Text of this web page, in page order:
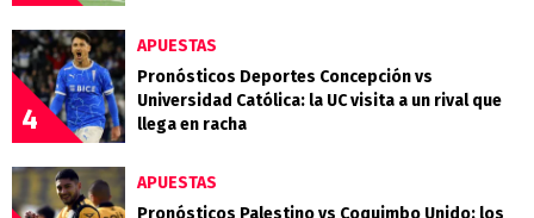
4
APUESTAS
Pronósticos Deportes Concepción vs
Universidad Católica: la UC visita a un rival que
llega en racha
APUESTAS
Pronósticos Palestino vs Coquimbo Unido: los